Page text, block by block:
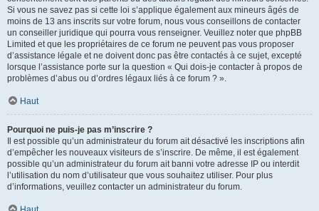
Si vous ne savez pas si cette loi s’applique également aux mineurs âgés de
moins de 13 ans inscrits sur votre forum, nous vous conseillons de contacter
un conseiller juridique qui pourra vous renseigner. Veuillez noter que phpBB
Limited et que les propriétaires de ce forum ne peuvent pas vous proposer
d’assistance légale et ne doivent donc pas être contactés à ce sujet, excepté
lorsque l’assistance porte sur la question « Qui dois-je contacter à propos de
problèmes d’abus ou d’ordres légaux liés à ce forum ? ».
Haut
Pourquoi ne puis-je pas m’inscrire ?
Il est possible qu’un administrateur du forum ait désactivé les inscriptions afin
d’empêcher les nouveaux visiteurs de s’inscrire. De même, il est également
possible qu’un administrateur du forum ait banni votre adresse IP ou interdit
l’utilisation du nom d’utilisateur que vous souhaitez utiliser. Pour plus
d’informations, veuillez contacter un administrateur du forum.